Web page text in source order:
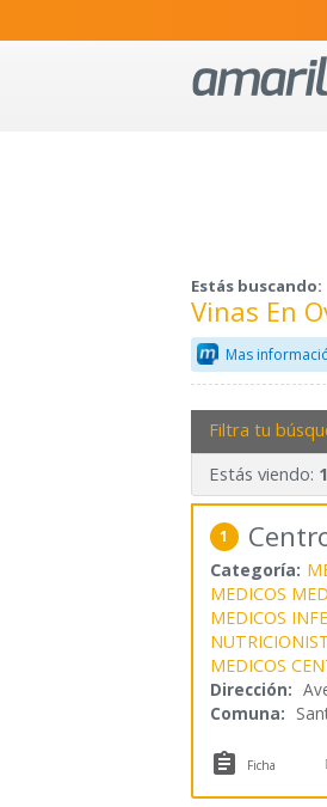
Estás buscando:
Vinas En
Mas
Filtra tu
Estás viendo: 1
1
Categoría:
MEDICOS
MEDICOS
MEDICOS
Dirección:
Comuna:
 Ficha